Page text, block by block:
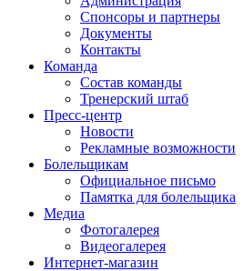
Спонсоры и партнеры
Документы
Контакты
Команда
Состав команды
Тренерский штаб
Пресс-центр
Новости
Рекламные возможности
Болельщикам
Официальное письмо
Памятка для болельщика
Медиа
Фотогалерея
Видеогалерея
Интернет-магазин